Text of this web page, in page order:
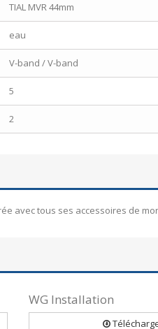
TIAL MVR 44mm
eau
V-band / V-band
5
2
avec tous ses accessoires de
WG Installation